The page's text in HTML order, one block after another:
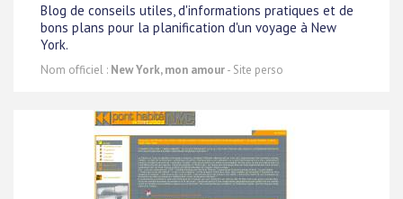
Blog de conseils utiles, d'informations pratiques et de
bons plans pour la planification d'un voyage à New
York.
Nom officiel : New York, mon amour- Site perso